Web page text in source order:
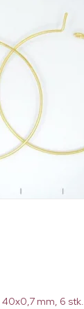
40x0,7 mm, 6 stk.